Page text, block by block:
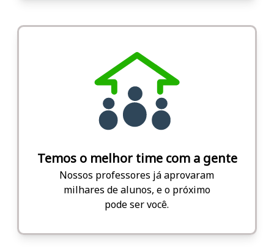
Temos o melhor time com a gente
Nossos professores já aprovaram
milhares de alunos, e o próximo
pode ser você.